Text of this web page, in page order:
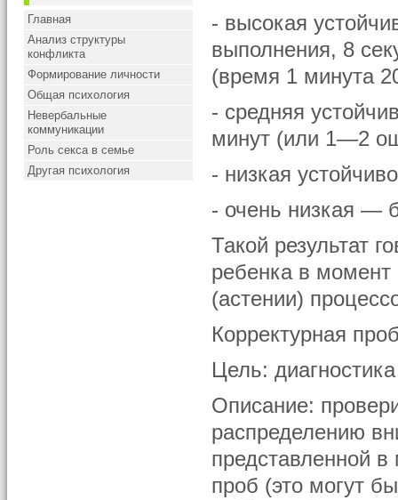
Главная
Анализ структуры
конфликта
Формирование личности
Общая психология
Невербальные
коммуникации
Роль секса в семье
Другая психология
- высокая
выполнения, 8
(время 1 минута
- средняя
минут (или 1—2
- низкая
- очень низкая —
Такой результат
ребенка в момент
(астении)
Корректурная
Цель:
Описание:
распределению
представленной в
проб (это могут